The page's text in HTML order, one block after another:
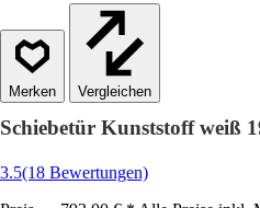
Vergleichen
Schiebetür Kunststoff weiß
3.5(18 Bewertungen)